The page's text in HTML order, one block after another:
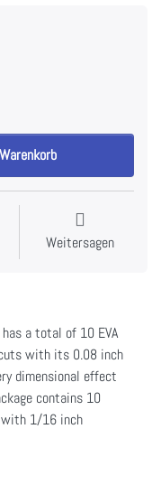
Cutting Glitter Foam
Weitersagen
a total of 10 EVA
with its 0.08 inch
dimensional effect
contains 10
with 1/16 inch